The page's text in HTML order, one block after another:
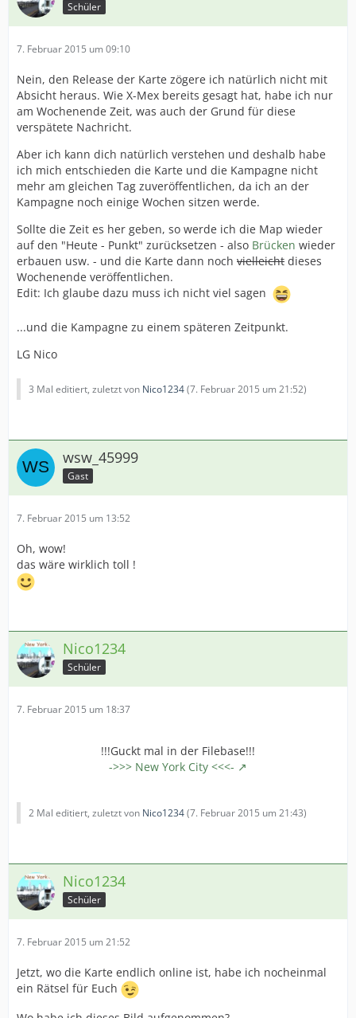
Schüler
7. Februar 2015 um 09:10
Nein, den Release der Karte zögere ich natürlich nicht mit
Absicht heraus. Wie X-Mex bereits gesagt hat, habe ich nur
am Wochenende Zeit, was auch der Grund für diese
verspätete Nachricht.
Aber ich kann dich natürlich verstehen und deshalb habe
ich mich entschieden die Karte und die Kampagne nicht
mehr am gleichen Tag zuveröffentlichen, da ich an der
Kampagne noch einige Wochen sitzen werde.
Sollte die Zeit es her geben, so werde ich die Map wieder
auf den "Heute - Punkt" zurücksetzen - also Brücken wieder
erbauen usw. - und die Karte dann noch vielleicht dieses
Wochenende veröffentlichen.
Edit: Ich glaube dazu muss ich nicht viel sagen
...und die Kampagne zu einem späteren Zeitpunkt.
LG Nico
3 Mal editiert, zuletzt von Nico1234(7. Februar 2015 um 21:52)
wsw_45999
Gast
7. Februar 2015 um 13:52
Oh, wow!
das wäre wirklich toll !
Nico1234
Schüler
7. Februar 2015 um 18:37
!!!Guckt mal in der Filebase!!!
->>> New York City <<<-
2 Mal editiert, zuletzt von Nico1234(7. Februar 2015 um 21:43)
Nico1234
Schüler
7. Februar 2015 um 21:52
Jetzt, wo die Karte endlich online ist, habe ich nocheinmal
ein Rätsel für Euch